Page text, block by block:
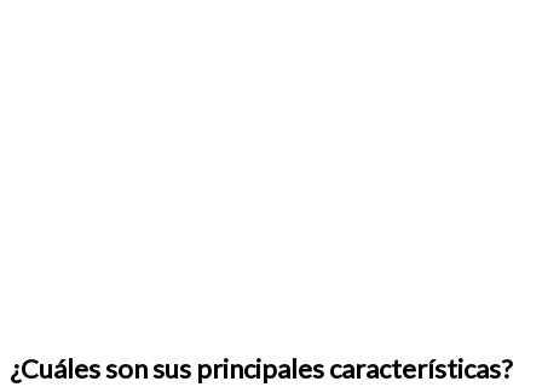
¿Cuáles son sus principales características?